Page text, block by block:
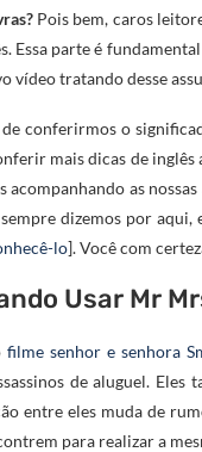
Pois bem, caros
Essa parte é
vídeo tratando desse
conferirmos o
mais dicas de inglês
acompanhando as
dizemos por aqui,
lo]. Você com
Usar Mr
filme senhor e senhora
de aluguel.
entre eles muda de
para realizar a